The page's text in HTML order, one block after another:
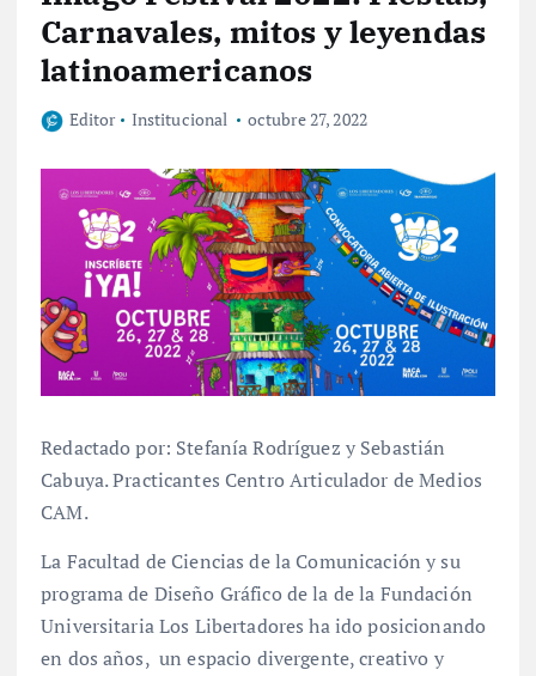
Carnavales, mitos y leyendas
latinoamericanos
Editor Institucional octubre 27, 2022
Redactado por: Stefanía Rodríguez y Sebastián
Cabuya. Practicantes Centro Articulador de Medios
CAM.
La Facultad de Ciencias de la Comunicación y su
programa de Diseño Gráfico de la de la Fundación
Universitaria Los Libertadores ha ido posicionando
en dos años, un espacio divergente, creativo y